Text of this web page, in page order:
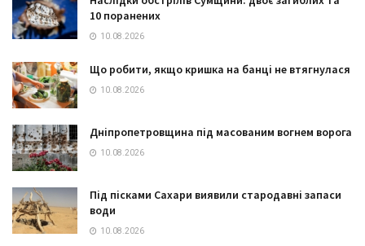
10 поранених
10.08.2026
Що робити, якщо кришка на банці не втягнулася
10.08.2026
Дніпропетровщина під масованим вогнем ворога
10.08.2026
Під пісками Сахари виявили стародавні запаси
води
10.08.2026